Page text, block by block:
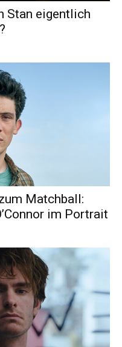
Stan eigentlich
Matchball:
im Portrait